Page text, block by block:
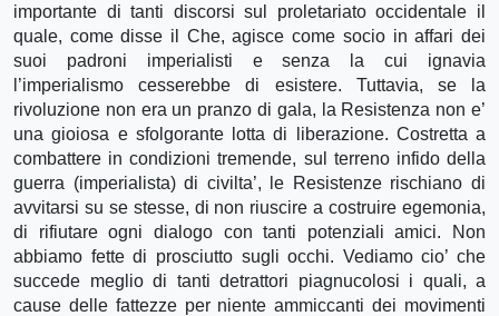
importante di tanti discorsi sul proletariato occidentale il
quale, come disse il Che, agisce come socio in affari dei
suoi padroni imperialisti e senza la cui ignavia
l’imperialismo cesserebbe di esistere. Tuttavia, se la
rivoluzione non era un pranzo di gala, la Resistenza non e’
una gioiosa e sfolgorante lotta di liberazione. Costretta a
combattere in condizioni tremende, sul terreno infido della
guerra (imperialista) di civilta’, le Resistenze rischiano di
avvitarsi su se stesse, di non riuscire a costruire egemonia,
di rifiutare ogni dialogo con tanti potenziali amici. Non
abbiamo fette di prosciutto sugli occhi. Vediamo cio’ che
succede meglio di tanti detrattori piagnucolosi i quali, a
cause delle fattezze per niente ammiccanti dei movimenti